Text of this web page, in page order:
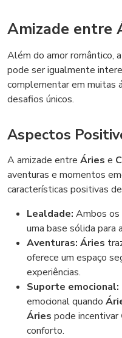
Amizade entre
Além do amor romântico,
pode ser igualmente
complementar em muitas
desafios únicos.
Aspectos
A amizade entre Áries e
aventuras e momentos
características positivas
Lealdade: Ambos os
uma base sólida para
Aventuras: Áries
oferece um espaço
experiências.
Suporte emocional:
emocional quando
Áries pode incentivar
conforto.